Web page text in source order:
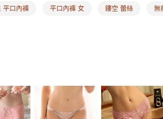
絡購買商品的店家。未經商家同意取消之訂單
求債權轉讓予恩沛科技股份有限公司。
２．關於個人資料處理事宜，請瀏覽以下網址：
https://aftee.tw/terms/#terms3
３．未成年的使用者請事先徵得法定代理人或
7-11取付
EASY SHOP門市速取
免運費
平口內褲 平口內褲 女 鏤空 蕾絲 無